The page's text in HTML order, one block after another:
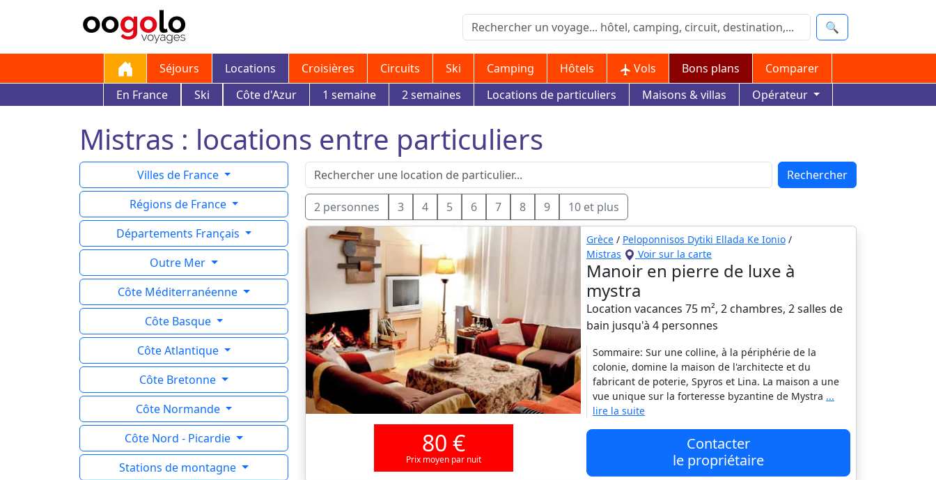
🔍
Séjours Locations Croisières Circuits Ski Camping Hôtels Vols Bons plans
Comparer
En France
Ski Côte d'Azur 1 semaine 2 semaines Locations de particuliers Maisons & villas Opérateur
Mistras : locations entre particuliers
Villes de France
Régions de France
Départements Français
Outre Mer
Côte Méditerranéenne
Côte Basque
Côte Atlantique
Côte Bretonne
Côte Normande
Côte Nord - Picardie
Stations de montagne
Rechercher
2 personnes 3 4 5 6 7 8 9 10 et plus
80 €
Prix moyen par nuit
Grèce / Peloponnisos Dytiki Ellada Ke Ionio /
Mistras
Voir sur la carte
Manoir en pierre de luxe à
mystra
Location vacances 75 m², 2 chambres, 2 salles de
bain jusqu'à 4 personnes
Sommaire: Sur une colline, à la périphérie de la
colonie, domine la maison de l'architecte et du
fabricant de poterie, Spyros et Lina. La maison a une
vue unique sur la forteresse byzantine de Mystra ...
lire la suite
Contacter
le propriétaire